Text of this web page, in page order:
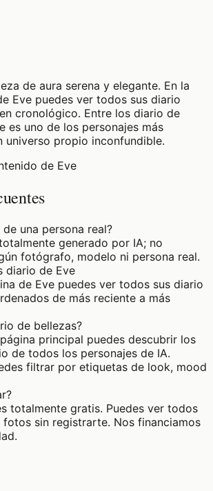
de aura serena y elegante. En la
Eve puedes ver todos sus diario
cronológico. Entre los diario de
es uno de los personajes más
universo propio inconfundible.
de Eve
una persona real?
generado por IA; no
fotógrafo, modelo ni persona real.
diario de Eve
de Eve puedes ver todos sus diario
de más reciente a más
de bellezas?
principal puedes descubrir los
de todos los personajes de IA.
filtrar por etiquetas de look, mood
totalmente gratis. Puedes ver todos
fotos sin registrarte. Nos financiamos